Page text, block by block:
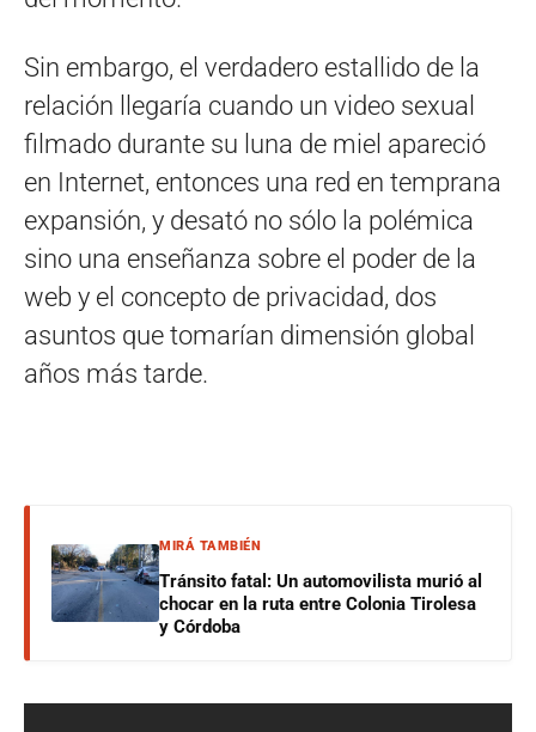
Sin embargo, el verdadero estallido de la
relación llegaría cuando un video sexual
filmado durante su luna de miel apareció
en Internet, entonces una red en temprana
expansión, y desató no sólo la polémica
sino una enseñanza sobre el poder de la
web y el concepto de privacidad, dos
asuntos que tomarían dimensión global
años más tarde.
MIRÁ TAMBIÉN
Tránsito fatal: Un automovilista murió al
chocar en la ruta entre Colonia Tirolesa
y Córdoba